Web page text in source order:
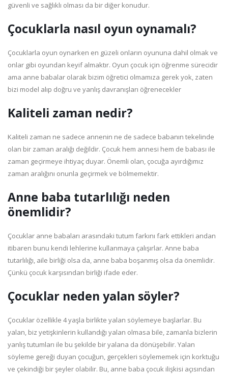
güvenli ve sağlıklı olması da bir diğer konudur.
Çocuklarla nasıl oyun oynamalı?
Çocuklarla oyun oynarken en güzeli onların oyununa dahil olmak ve
onlar gibi oyundan keyif almaktır. Oyun çocuk için öğrenme sürecidir
ama anne babalar olarak bizim öğretici olmamıza gerek yok, zaten
bizi model alıp doğru ve yanlış davranışları öğrenecekler
Kaliteli zaman nedir?
Kaliteli zaman ne sadece annenin ne de sadece babanın tekelinde
olan bir zaman aralığı değildir. Çocuk hem annesi hem de babası ile
zaman geçirmeye ihtiyaç duyar. Önemli olan, çocuğa ayırdığımız
zaman aralığını onunla geçirmek ve bölmemektir.
Anne baba tutarlılığı neden
önemlidir?
Çocuklar anne babaları arasındaki tutum farkını fark ettikleri andan
itibaren bunu kendi lehlerine kullanmaya çalışırlar. Anne baba
tutarlılığı, aile birliği olsa da, anne baba boşanmış olsa da önemlidir.
Çünkü çocuk karşısından birliği ifade eder.
Çocuklar neden yalan söyler?
Çocuklar özellikle 4 yaşla birlikte yalan söylemeye başlarlar. Bu
yalan, biz yetişkinlerin kullandığı yalan olmasa bile, zamanla bizlerin
yanlış tutumları ile bu şekilde bir yalana da dönüşebilir. Yalan
söyleme gereği duyan çocuğun, gerçekleri söylememek için korktuğu
ve çekindiği bir şeyler olabilir. Bu, anne baba çocuk ilişkisi açısından